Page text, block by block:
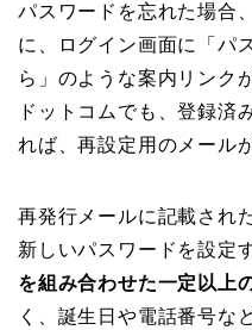
パスワードを忘れた場合
に、ログイン画面に「パ
ら」のような案内リンク
ドットコムでも、登録済
れば、再設定用のメール
再発行メールに記載され
新しいパスワードを設定
を組み合わせた一定以上
く、誕生日や電話番号な